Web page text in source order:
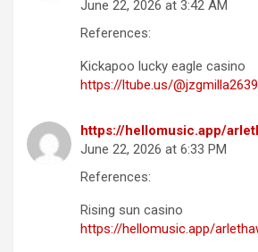
June 22, 2026 at 3:42 AM
References:
Kickapoo lucky eagle casino
https://ltube.us/
https://hellomusic.app/
June 22, 2026 at 6:33 PM
References:
Rising sun casino
https://hellomusic.app/